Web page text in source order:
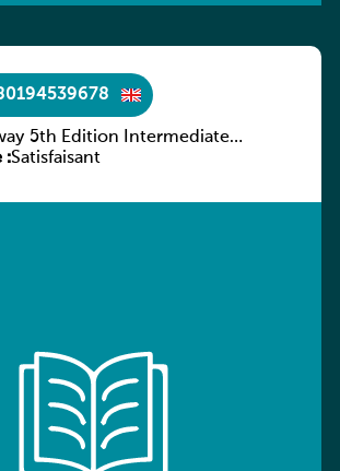
5th Edition Intermediate
without key
:Satisfaisant